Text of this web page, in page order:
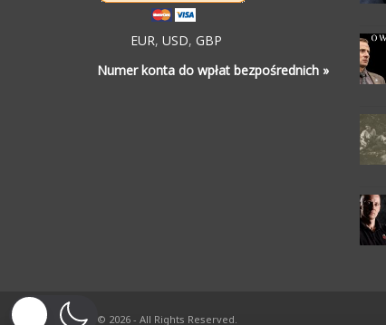
EUR, USD, GBP
Numer konta do wpłat bezpośrednich »
© 2026 - All Rights Reserved.